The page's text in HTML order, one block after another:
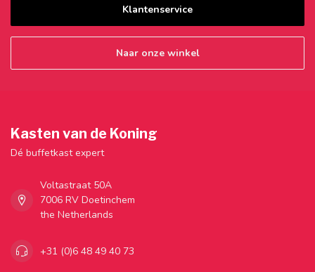
Klantenservice
Naar onze winkel
Kasten van de Koning
Dé buffetkast expert
Voltastraat 50A
7006 RV Doetinchem
the Netherlands
+31 (0)6 48 49 40 73